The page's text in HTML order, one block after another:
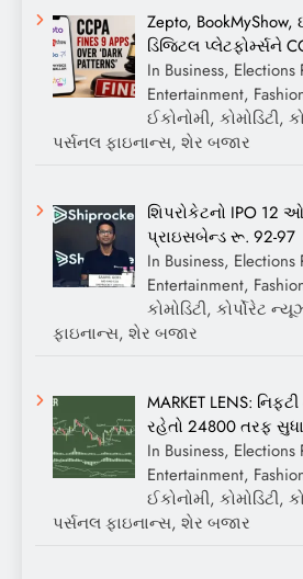
Zepto, BookMyShow,
ડિજિટલ પ્લેટફોર્મ્સને
In Business,
Entertainment,
ઈકોનોમી, કોમોડિટી,
પર્સનલ ફાઇનાન્સ, શેર બજાર
શિપરોકેટનો IPO
પ્રાઇસબેન્ડ રૂ. 92-97
In Business,
Entertainment,
કોમોડિટી, કોર્પોરેટ
ફાઇનાન્સ, શેર બજાર
MARKET LENS:
રહેતો 24800 તરફ
In Business,
Entertainment,
ઈકોનોમી, કોમોડિટી,
પર્સનલ ફાઇનાન્સ, શેર બજાર